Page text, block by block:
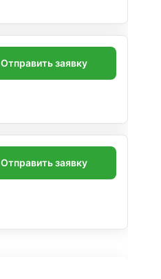
Отправить заявку
Отправить заявку